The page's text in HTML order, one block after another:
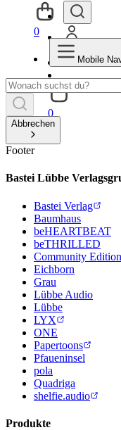
0
0
Mobile
Abbrechen
Footer
Bastei Lübbe
Bastei Verlag
Baumhaus
beHEARTBEAT
beTHRILLED
Community
Eichborn
Grau
Lübbe Audio
Lübbe
LYX
ONE
Papertoons
Pfaueninsel
pola
Quadriga
shelfie.audio
Produkte